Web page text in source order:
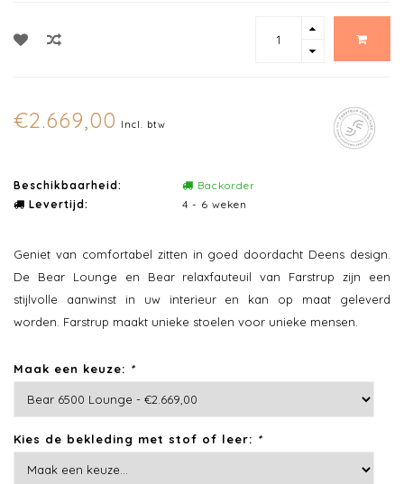
€2.669,00 Incl. btw
Beschikbaarheid:
Backorder
Levertijd:
4 - 6 weken
Geniet van comfortabel zitten in goed doordacht Deens design.
De Bear Lounge en Bear relaxfauteuil van Farstrup zijn een
stijlvolle aanwinst in uw interieur en kan op maat geleverd
worden. Farstrup maakt unieke stoelen voor unieke mensen.
Maak een keuze: *
Kies de bekleding met stof of leer: *